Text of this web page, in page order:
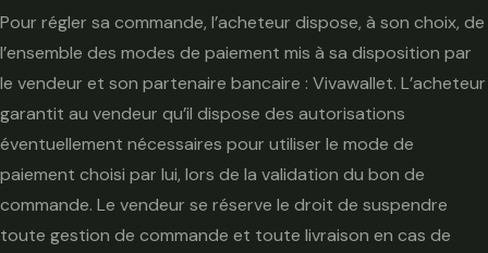
Pour régler sa commande, l’acheteur dispose, à son choix, de
l’ensemble des modes de paiement mis à sa disposition par
le vendeur et son partenaire bancaire : Vivawallet. L’acheteur
garantit au vendeur qu’il dispose des autorisations
éventuellement nécessaires pour utiliser le mode de
paiement choisi par lui, lors de la validation du bon de
commande. Le vendeur se réserve le droit de suspendre
toute gestion de commande et toute livraison en cas de